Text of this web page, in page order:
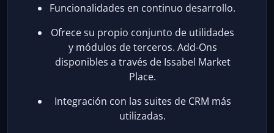
Funcionalidades en continuo desarrollo.
Ofrece su propio conjunto de utilidades
y módulos de terceros. Add-Ons
disponibles a través de Issabel Market
Place.
Integración con las suites de CRM más
utilizadas.